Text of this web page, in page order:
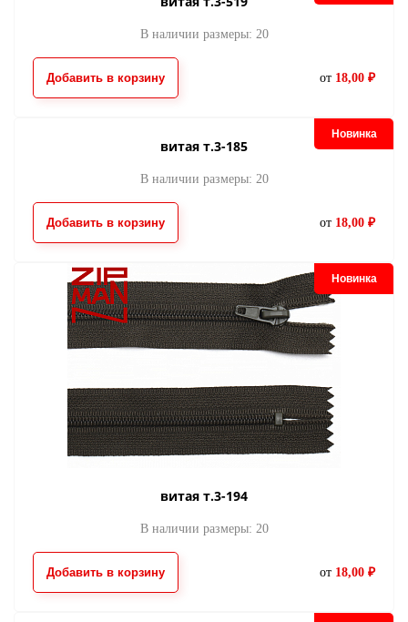
В наличии размеры: 20
Добавить в корзину от 18,00 ₽
Новинка
витая т.3-185
В наличии размеры: 20
Добавить в корзину от 18,00 ₽
Новинка
витая т.3-194
В наличии размеры: 20
Добавить в корзину от 18,00 ₽